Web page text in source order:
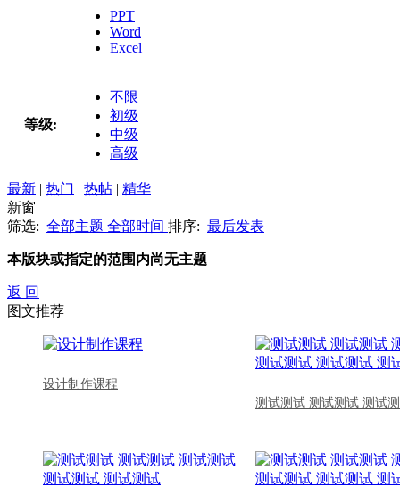
PPT
Word
Excel
等级:
不限
初级
中级
高级
最新 | 热门 | 热帖 | 精华
新窗
筛选: 全部主题 全部时间 排序: 最后发表
本版块或指定的范围内尚无主题
返 回
图文推荐
设计制作课程
测试测试 测试测试 测试